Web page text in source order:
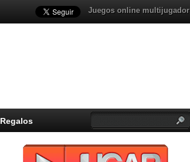
Juegos online multijugador
Regalos